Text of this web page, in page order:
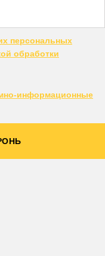
персональных
обработки
информационные